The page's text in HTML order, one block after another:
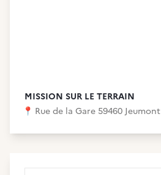
MISSION SUR LE TERRAIN
📍 Rue de la Gare 59460 Jeumont